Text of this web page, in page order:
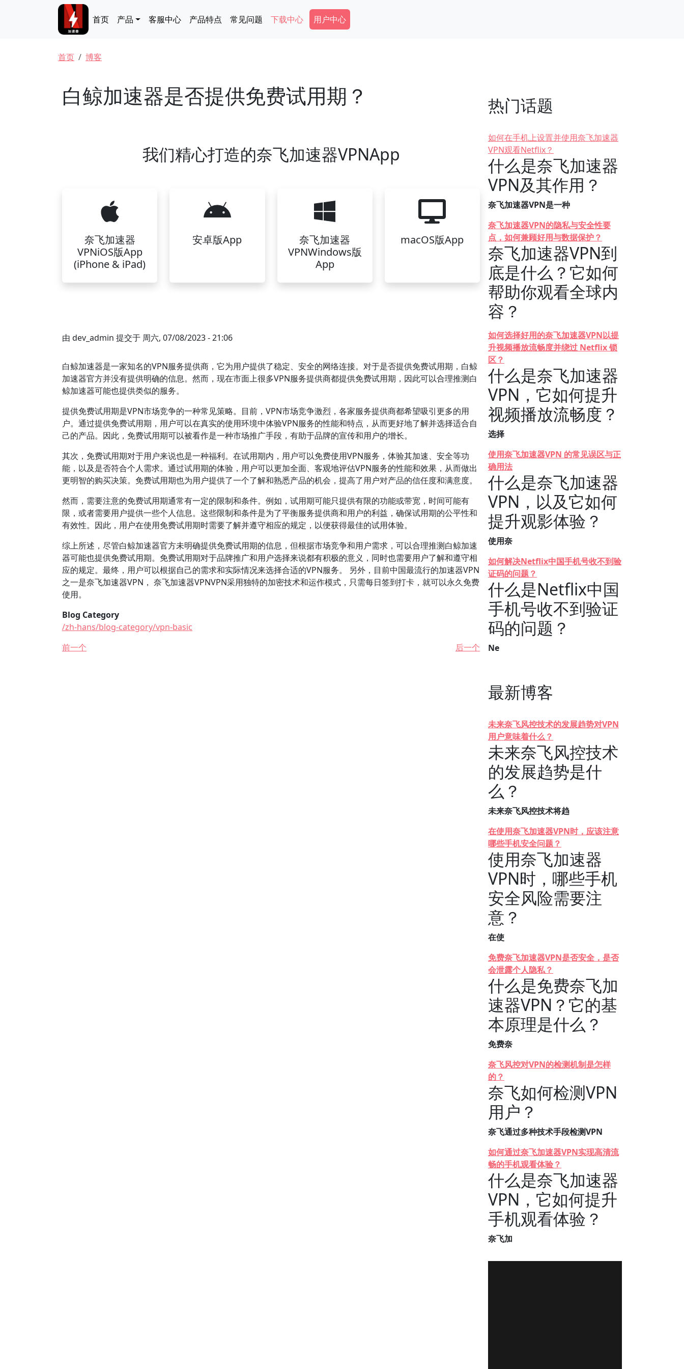
Main navigation
首页 产品 客服中心 产品特点 常见问题 下载中心 Secondary Menu
用户中心
面包屑
首页 博客
白鲸加速器是否提供免费试用期？
我们精心打造的奈飞加速器VPNApp
奈飞加速器
VPNiOS版App
(iPhone & iPad)
安卓版App
奈飞加速器
VPNWindows版
App
macOS版App
由 dev_admin 提交于 周六, 07/08/2023 - 21:06
白鲸加速器是一家知名的VPN服务提供商，它为用户提供了稳定、安全的网络连接。对于是否提供免费试用期，白鲸
加速器官方并没有提供明确的信息。然而，现在市面上很多VPN服务提供商都提供免费试用期，因此可以合理推测白
鲸加速器可能也提供类似的服务。
提供免费试用期是VPN市场竞争的一种常见策略。目前，VPN市场竞争激烈，各家服务提供商都希望吸引更多的用
户。通过提供免费试用期，用户可以在真实的使用环境中体验VPN服务的性能和特点，从而更好地了解并选择适合自
己的产品。因此，免费试用期可以被看作是一种市场推广手段，有助于品牌的宣传和用户的增长。
其次，免费试用期对于用户来说也是一种福利。在试用期内，用户可以免费使用VPN服务，体验其加速、安全等功
能，以及是否符合个人需求。通过试用期的体验，用户可以更加全面、客观地评估VPN服务的性能和效果，从而做出
更明智的购买决策。免费试用期也为用户提供了一个了解和熟悉产品的机会，提高了用户对产品的信任度和满意度。
然而，需要注意的免费试用期通常有一定的限制和条件。例如，试用期可能只提供有限的功能或带宽，时间可能有
限，或者需要用户提供一些个人信息。这些限制和条件是为了平衡服务提供商和用户的利益，确保试用期的公平性和
有效性。因此，用户在使用免费试用期时需要了解并遵守相应的规定，以便获得最佳的试用体验。
综上所述，尽管白鲸加速器官方未明确提供免费试用期的信息，但根据市场竞争和用户需求，可以合理推测白鲸加速
器可能也提供免费试用期。免费试用期对于品牌推广和用户选择来说都有积极的意义，同时也需要用户了解和遵守相
应的规定。最终，用户可以根据自己的需求和实际情况来选择合适的VPN服务。 另外，目前中国最流行的加速器VPN
之一是奈飞加速器VPN， 奈飞加速器VPNVPN采用独特的加密技术和运作模式，只需每日签到打卡，就可以永久免费
使用。
Blog Category
/zh-hans/blog-category/vpn-basic
前一个
后一个
热门话题
如何在手机上设置并使用奈飞加速器
VPN观看Netflix？
什么是奈飞加速器
VPN及其作用？
奈飞加速器VPN是一种
奈飞加速器VPN的隐私与安全性要
点，如何兼顾好用与数据保护？
奈飞加速器VPN到
底是什么？它如何
帮助你观看全球内
容？
如何选择好用的奈飞加速器VPN以提
升视频播放流畅度并绕过 Netflix 锁
区？
什么是奈飞加速器
VPN，它如何提升
视频播放流畅度？
选择
使用奈飞加速器VPN 的常见误区与正
确用法
什么是奈飞加速器
VPN，以及它如何
提升观影体验？
使用奈
如何解决Netflix中国手机号收不到验
证码的问题？
什么是Netflix中国
手机号收不到验证
码的问题？
Ne
最新博客
未来奈飞风控技术的发展趋势对VPN
用户意味着什么？
未来奈飞风控技术
的发展趋势是什
么？
未来奈飞风控技术将趋
在使用奈飞加速器VPN时，应该注意
哪些手机安全问题？
使用奈飞加速器
VPN时，哪些手机
安全风险需要注
意？
在使
免费奈飞加速器VPN是否安全，是否
会泄露个人隐私？
什么是免费奈飞加
速器VPN？它的基
本原理是什么？
免费奈
奈飞风控对VPN的检测机制是怎样
的？
奈飞如何检测VPN
用户？
奈飞通过多种技术手段检测VPN
如何通过奈飞加速器VPN实现高清流
畅的手机观看体验？
什么是奈飞加速器
VPN，它如何提升
手机观看体验？
奈飞加